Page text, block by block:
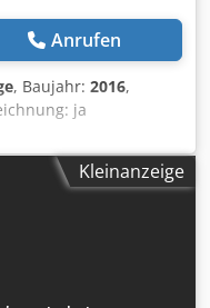
Anrufen
, Baujahr: 2016,
ja
H2007790
Sie unsere Website,
Maschinen zu
Kleinanzeige